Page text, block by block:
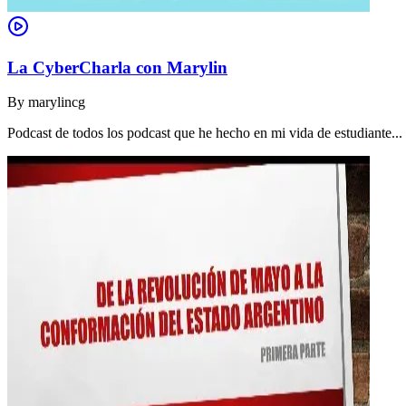
La CyberCharla con Marylin
By marylincg
Podcast de todos los podcast que he hecho en mi vida de